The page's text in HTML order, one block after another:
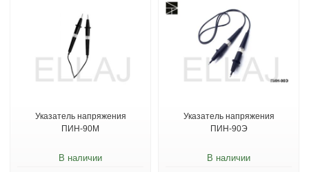
Указатель напряжения
ПИН-90М
В наличии
Указатель напряжения
ПИН-90Э
В наличии